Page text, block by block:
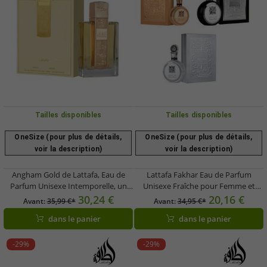
Tailles disponibles
OneSize (pour plus de détails,
voir la description)
Angham Gold de Lattafa, Eau de
Parfum Unisexe Intemporelle, un
parfum élégant pour le corps, pour
homme et femme, 100 ml Or
Avant:35,99 €* 30,24 €
dans le panier
Tailles disponibles
OneSize (pour plus de détails,
voir la description)
Lattafa Fakhar Eau de Parfum
Unisexe Fraîche pour Femme et
Homme 100 ml en Argent,
Argent/Noir ou Or
Avant:34,95 €* 20,16 €
dans le panier
-29% -29%